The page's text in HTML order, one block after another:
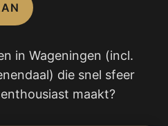
in Wageningen (incl.
die snel sfeer
maakt?